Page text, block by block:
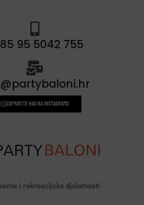
95 5042 755
Zapratite nas na instagramu
i rekreacijske djelatnosti